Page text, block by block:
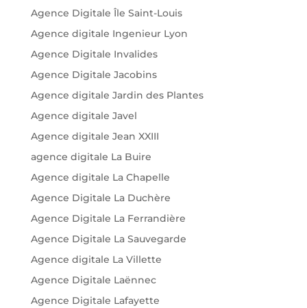
Agence Digitale Île Saint-Louis
Agence digitale Ingenieur Lyon
Agence Digitale Invalides
Agence Digitale Jacobins
Agence digitale Jardin des Plantes
Agence digitale Javel
Agence digitale Jean XXIII
agence digitale La Buire
Agence digitale La Chapelle
Agence Digitale La Duchère
Agence Digitale La Ferrandière
Agence Digitale La Sauvegarde
Agence digitale La Villette
Agence Digitale Laënnec
Agence Digitale Lafayette